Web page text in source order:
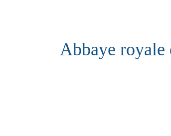
Abbaye royale